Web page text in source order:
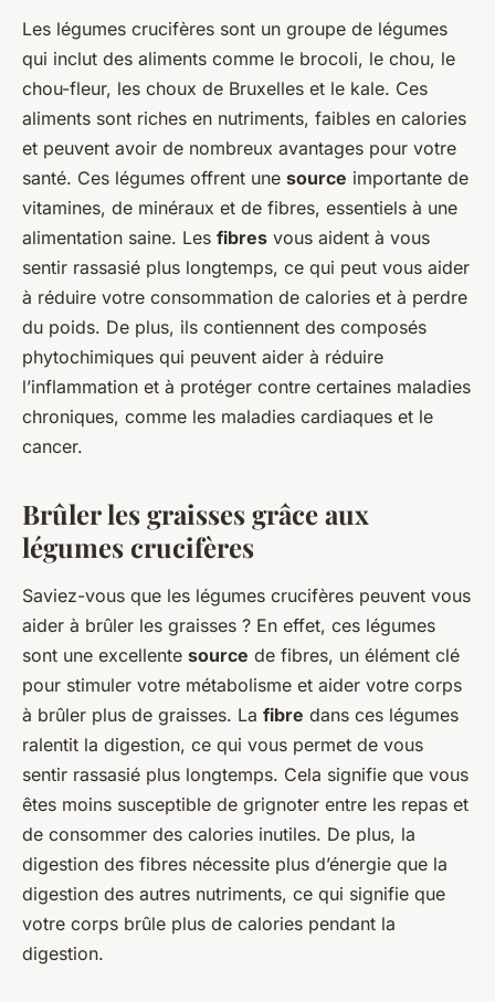
Les légumes crucifères sont un groupe de légumes
qui inclut des aliments comme le brocoli, le chou, le
chou-fleur, les choux de Bruxelles et le kale. Ces
aliments sont riches en nutriments, faibles en calories
et peuvent avoir de nombreux avantages pour votre
santé. Ces légumes offrent une source importante de
vitamines, de minéraux et de fibres, essentiels à une
alimentation saine. Les fibres vous aident à vous
sentir rassasié plus longtemps, ce qui peut vous aider
à réduire votre consommation de calories et à perdre
du poids. De plus, ils contiennent des composés
phytochimiques qui peuvent aider à réduire
l’inflammation et à protéger contre certaines maladies
chroniques, comme les maladies cardiaques et le
cancer.
Brûler les graisses grâce aux
légumes crucifères
Saviez-vous que les légumes crucifères peuvent vous
aider à brûler les graisses ? En effet, ces légumes
sont une excellente source de fibres, un élément clé
pour stimuler votre métabolisme et aider votre corps
à brûler plus de graisses. La fibre dans ces légumes
ralentit la digestion, ce qui vous permet de vous
sentir rassasié plus longtemps. Cela signifie que vous
êtes moins susceptible de grignoter entre les repas et
de consommer des calories inutiles. De plus, la
digestion des fibres nécessite plus d’énergie que la
digestion des autres nutriments, ce qui signifie que
votre corps brûle plus de calories pendant la
digestion.